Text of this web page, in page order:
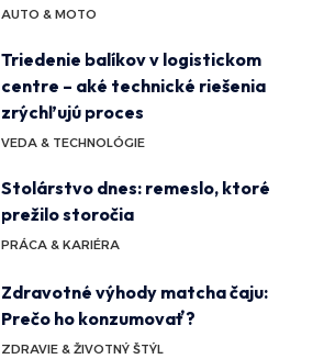
AUTO & MOTO
Triedenie balíkov v logistickom
centre – aké technické riešenia
zrýchľujú proces
VEDA & TECHNOLÓGIE
Stolárstvo dnes: remeslo, ktoré
prežilo storočia
PRÁCA & KARIÉRA
Zdravotné výhody matcha čaju:
Prečo ho konzumovať?
ZDRAVIE & ŽIVOTNÝ ŠTÝL